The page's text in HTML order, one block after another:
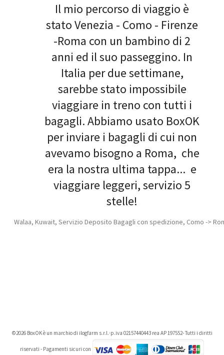
Il mio percorso di viaggio è
stato Venezia - Como - Firenze
-Roma con un bambino di 2
anni ed il suo passeggino. In
Italia per due settimane,
sarebbe stato impossibile
viaggiare in treno con tutti i
bagagli. Abbiamo usato BoxOK
per inviare i bagagli di cui non
avevamo bisogno a Roma, che
era la nostra ultima tappa... e
viaggiare leggeri, servizio 5
stelle!
Walaa, Kuwait, Servizio Deposito Bagagli con spedizione, Como ->
©2026 BoxOK è un marchio di ilogfarm s.r.l.·p.iva 02157440443 rea AP 197552- Tutti i diritti
riservati - Pagamenti sicuri con